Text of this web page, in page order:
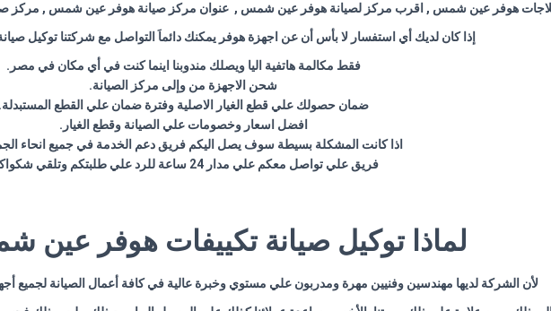
هوفر عين شمس , اقرب مركز لصيانة هوفر عين شمس , عنوان مركز صيانة هوفر عين شمس , مركز
إذا كان لديك أي استفسار لا بأس أن عن اجهزة هوفر يمكنك دائماَ التواصل مع شركتنا توكيل
فقط مكالمة هاتفية اليا ويصلك مندوبنا اينما كنت في أي مكان في مصر .
شحن الاجهزة من وإلى مركز الصيانة.
ضمان حصولك علي قطع الغيار الاصلية وفترة ضمان علي القطع المستبدلة.
افضل اسعار وخصومات علي الصيانة وقطع الغيار .
اذا كانت المشكلة بسيطة سوف يصل اليكم فريق دعم الخدمة في جميع انحاء
فريق علي تواصل معكم علي مدار 24 ساعة للرد علي طلبتكم وتلقي شكواكم
لماذا توكيل صيانة تكييفات هوفر عين
لأن الشركة لديها مهندسين وفنيين مهرة ومدربون علي مستوي وخبرة عالية في كافة أعمال الصيانة لجميع